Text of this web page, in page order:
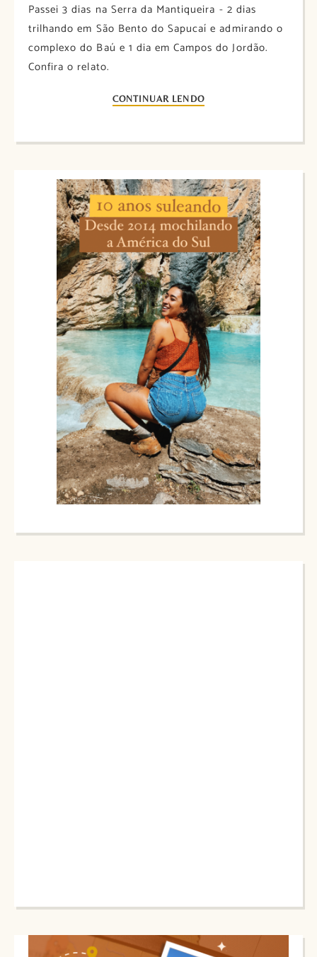
Passei 3 dias na Serra da Mantiqueira - 2 dias
trilhando em São Bento do Sapucaí e admirando o
complexo do Baú e 1 dia em Campos do Jordão.
Confira o relato.
CONTINUAR LENDO